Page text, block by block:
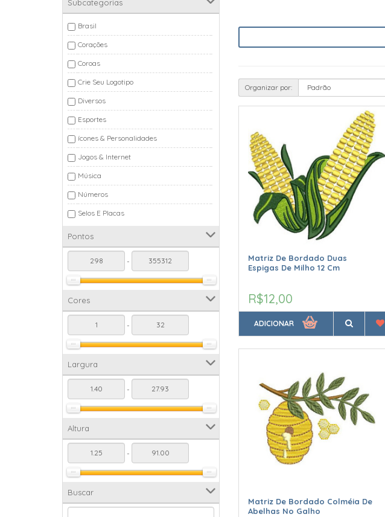
Subcategorias
Brasil
Corações
Coroas
Crie Seu Logotipo
Diversos
Esportes
ícones & Personalidades
Jogos & Internet
Música
Números
Selos E Placas
Pontos
-
Cores
-
Largura
-
Altura
-
Buscar
Organizar por:
Matriz De Bordado Duas
Espigas De Milho 12 Cm
R$12,00
ADICIONAR
Matriz De Bordado Colméia De
Abelhas No Galho